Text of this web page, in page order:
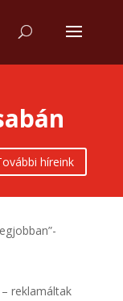
híreink
reklamáltak